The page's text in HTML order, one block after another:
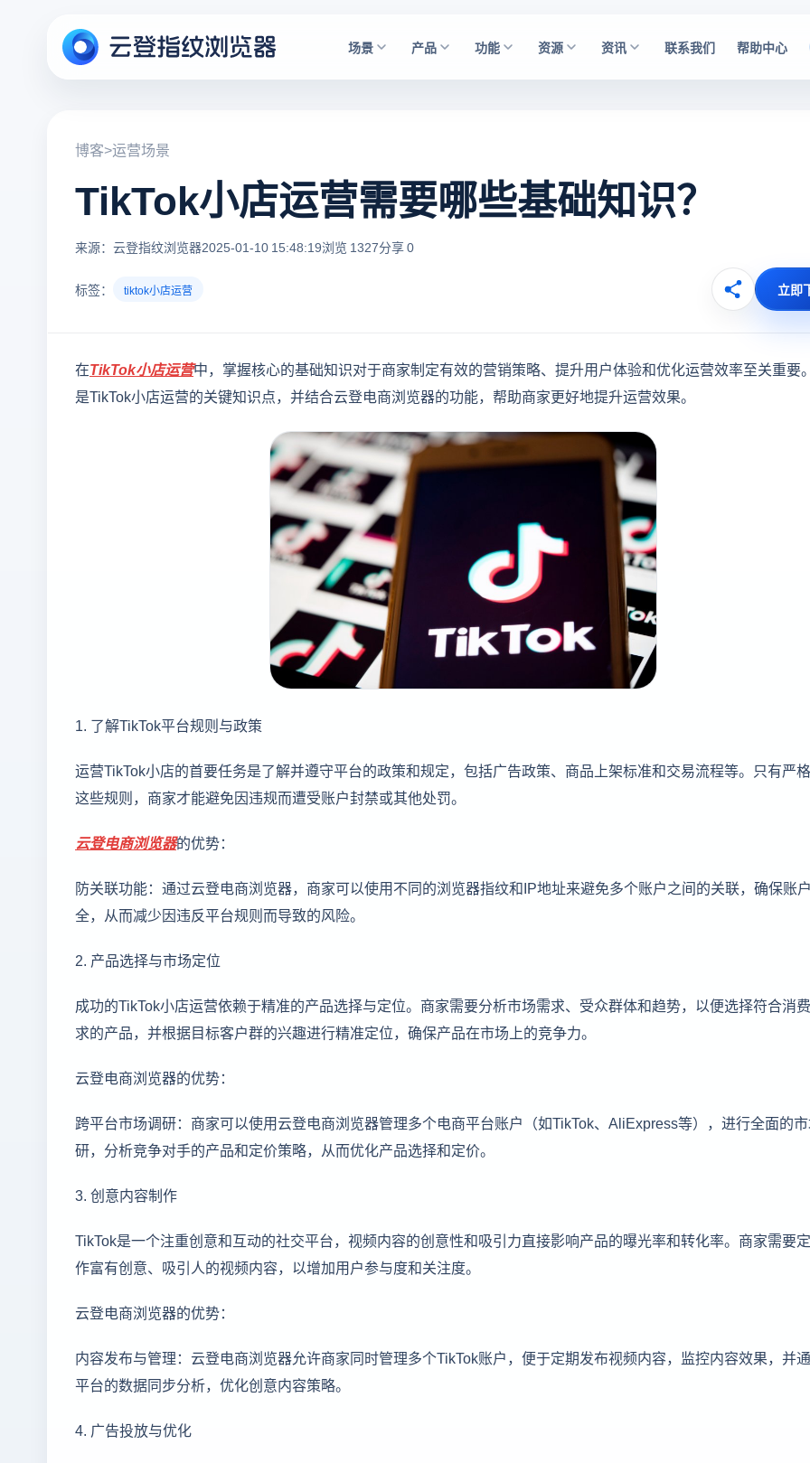
场景 产品 功能 资源 资讯 联系我们 帮助中心
博客>运营场景
TikTok小店运营需要哪些基础知识？
来源：云登指纹浏览器2025-01-10 15:48:19浏览 1327分享 0
标签： tiktok小店运营 立即
在TikTok小店运营中，掌握核心的基础知识对于商家制定有效的营销策略、提升用户体验和优化运营效率至关重要
是TikTok小店运营的关键知识点，并结合云登电商浏览器的功能，帮助商家更好地提升运营效果。
1. 了解TikTok平台规则与政策
运营TikTok小店的首要任务是了解并遵守平台的政策和规定，包括广告政策、商品上架标准和交易流程等。只有严
这些规则，商家才能避免因违规而遭受账户封禁或其他处罚。
云登电商浏览器的优势：
防关联功能：通过云登电商浏览器，商家可以使用不同的浏览器指纹和IP地址来避免多个账户之间的关联，确保账
全，从而减少因违反平台规则而导致的风险。
2. 产品选择与市场定位
成功的TikTok小店运营依赖于精准的产品选择与定位。商家需要分析市场需求、受众群体和趋势，以便选择符合消
求的产品，并根据目标客户群的兴趣进行精准定位，确保产品在市场上的竞争力。
云登电商浏览器的优势：
跨平台市场调研：商家可以使用云登电商浏览器管理多个电商平台账户（如TikTok、AliExpress等），进行全面的
研，分析竞争对手的产品和定价策略，从而优化产品选择和定价。
3. 创意内容制作
TikTok是一个注重创意和互动的社交平台，视频内容的创意性和吸引力直接影响产品的曝光率和转化率。商家需要
作富有创意、吸引人的视频内容，以增加用户参与度和关注度。
云登电商浏览器的优势：
内容发布与管理：云登电商浏览器允许商家同时管理多个TikTok账户，便于定期发布视频内容，监控内容效果，并
平台的数据同步分析，优化创意内容策略。
4. 广告投放与优化